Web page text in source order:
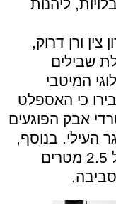
ליהנות
צין ורן דרוק,
שבילים
המיטבי
כי האספלט
אבק הפוגעים
העילי. בנוסף,
הסלילה נעשית ברוחב מוגבל של 2.5 מטרים